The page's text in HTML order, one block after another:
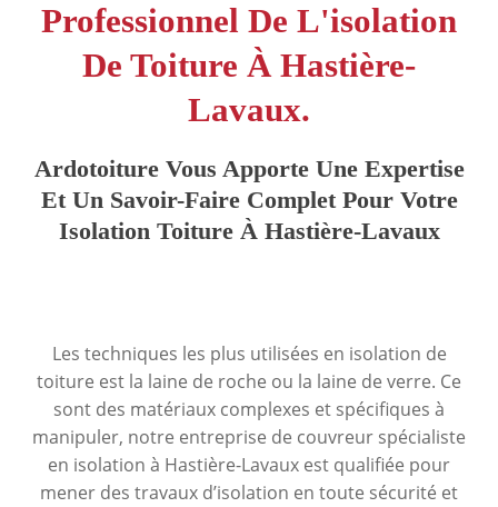
Professionnel De L'isolation
De Toiture À Hastière-
Lavaux.
Ardotoiture Vous Apporte Une Expertise
Et Un Savoir-Faire Complet Pour Votre
Isolation Toiture À Hastière-Lavaux
Les techniques les plus utilisées en isolation de
toiture est la laine de roche ou la laine de verre. Ce
sont des matériaux complexes et spécifiques à
manipuler, notre entreprise de couvreur spécialiste
en isolation à Hastière-Lavaux est qualifiée pour
mener des travaux d’isolation en toute sécurité et